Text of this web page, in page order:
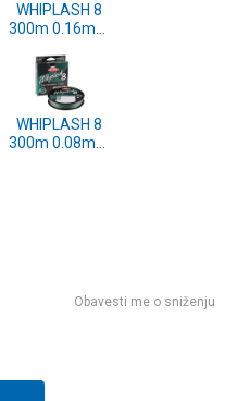
WHIPLASH 8
300m 0.16mm
(1579695)
WHIPLASH 8
300m 0.08mm
Obavesti me o sniženju